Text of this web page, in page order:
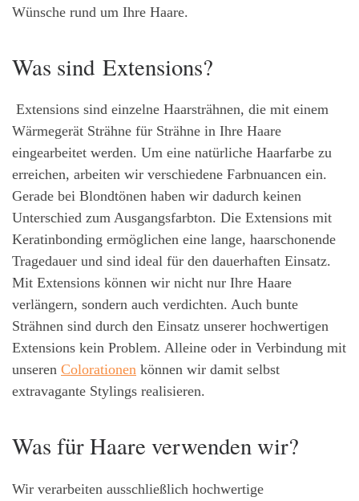
Wünsche rund um Ihre Haare.
Was sind Extensions?
Extensions sind einzelne Haarsträhnen, die mit einem
Wärmegerät Strähne für Strähne in Ihre Haare
eingearbeitet werden. Um eine natürliche Haarfarbe zu
erreichen, arbeiten wir verschiedene Farbnuancen ein.
Gerade bei Blondtönen haben wir dadurch keinen
Unterschied zum Ausgangsfarbton. Die Extensions mit
Keratinbonding ermöglichen eine lange, haarschonende
Tragedauer und sind ideal für den dauerhaften Einsatz.
Mit Extensions können wir nicht nur Ihre Haare
verlängern, sondern auch verdichten. Auch bunte
Strähnen sind durch den Einsatz unserer hochwertigen
Extensions kein Problem. Alleine oder in Verbindung mit
unseren Colorationen können wir damit selbst
extravagante Stylings realisieren.
Was für Haare verwenden wir?
Wir verarbeiten ausschließlich hochwertige